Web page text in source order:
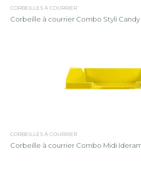
CORBEILLES À COURRIER
Corbeille à courrier Combo Styli Candy
CORBEILLES À COURRIER
Corbeille à courrier Combo Midi